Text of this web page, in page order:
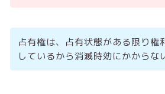
占有権は、占有状態がある限り権
しているから消滅時効にかからな